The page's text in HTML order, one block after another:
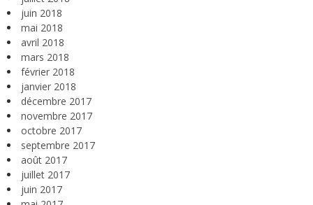
juin 2018
mai 2018
avril 2018
mars 2018
février 2018
janvier 2018
décembre 2017
novembre 2017
octobre 2017
septembre 2017
août 2017
juillet 2017
juin 2017